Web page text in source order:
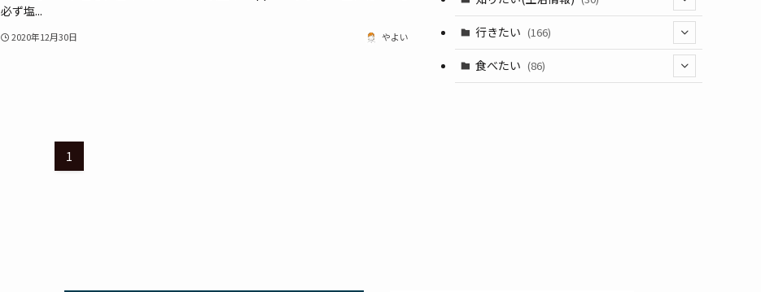
必ず塩...
2020年12月30日 やよい
1
(1)
(10)
(11)
行きたい (166)
(18)
食べたい (86)